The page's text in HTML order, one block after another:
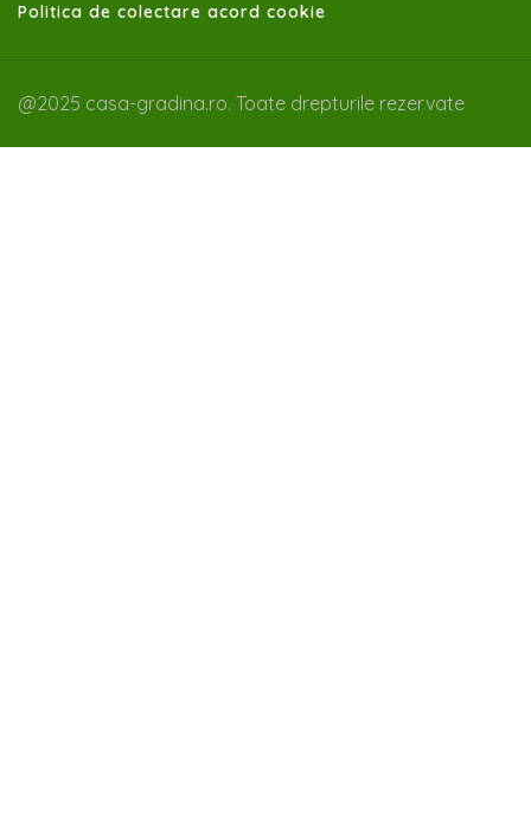
Politica de colectare acord cookie
@2025 casa-gradina.ro. Toate drepturile rezervate